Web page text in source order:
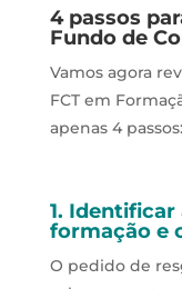
4 passos
Fundo de
Vamos agora
FCT em
apenas 4 passos:
1. Identificar
formação e
O pedido de